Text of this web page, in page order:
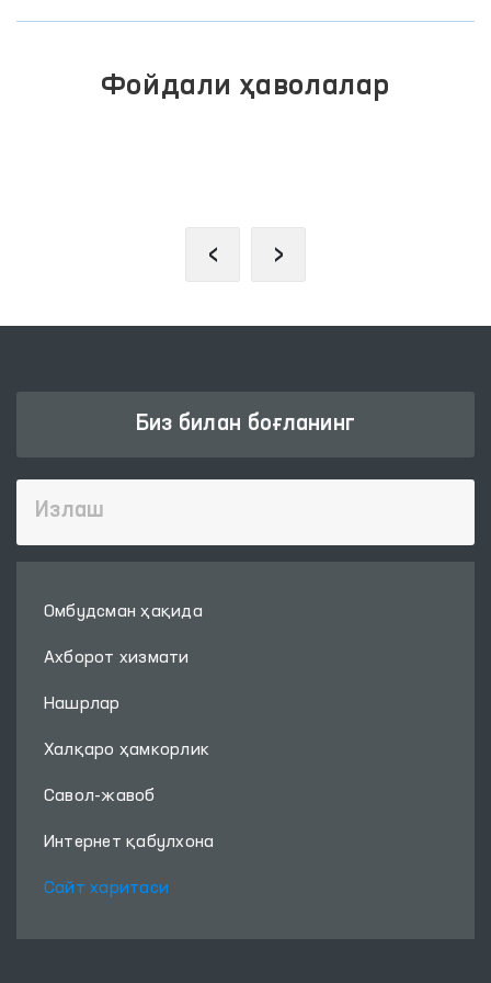
Фойдали ҳаволалар
‹ ›
Биз билан боғланинг
Омбудсман ҳақида
Ахборот хизмати
Нашрлар
Халқаро ҳамкорлик
Савол-жавоб
Интернет қабулхона
Сайт харитаси